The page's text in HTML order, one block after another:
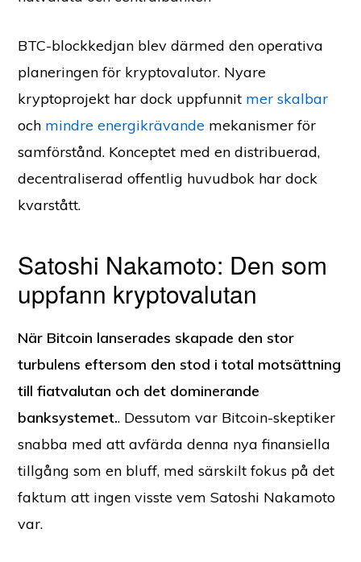
BTC-blockkedjan blev därmed den operativa
planeringen för kryptovalutor. Nyare
kryptoprojekt har dock uppfunnit mer skalbar
och mindre energikrävande mekanismer för
samförstånd. Konceptet med en distribuerad,
decentraliserad offentlig huvudbok har dock
kvarstått.
Satoshi Nakamoto: Den som
uppfann kryptovalutan
När Bitcoin lanserades skapade den stor
turbulens eftersom den stod i total motsättning
till fiatvalutan och det dominerande
banksystemet.. Dessutom var Bitcoin-skeptiker
snabba med att avfärda denna nya finansiella
tillgång som en bluff, med särskilt fokus på det
faktum att ingen visste vem Satoshi Nakamoto
var.